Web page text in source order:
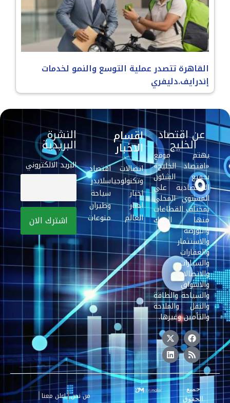
القاهرة تتصدر عملية التوسع والنمو لخدمات
إندرايف.دليفري
عن اقتصاد
الخليج
يهتم موقع
«اقتصاد الخليج»
بجميع الشئون
الاقتصادية علي
المستوي المحلي
بمختلف القطاعات
منها البنوك
والبورصة
والاستثمار
والعقارات
والسيارات
والاتصالات
والاسواق
والسياحة والطاقة
والنقل والملاحة
والتأمين وغيرها.
اقسام
الاخبار
اتصالات
وتكنولوجيا
اخبار
اخبار
العالم
اقتصاد
سلايدر
سياحة
وطيران
منوعات
النشرة
البريدية
البريد الالكتروني
جميع
الحقوق
من نحن اعلن معنا